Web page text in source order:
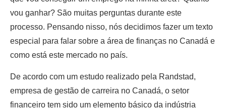
vou ganhar? São muitas perguntas durante este
processo. Pensando nisso, nós decidimos fazer um texto
especial para falar sobre a área de finanças no Canadá e
como está este mercado no país.
De acordo com um estudo realizado pela Randstad,
empresa de gestão de carreira no Canadá, o setor
financeiro tem sido um elemento básico da indústria